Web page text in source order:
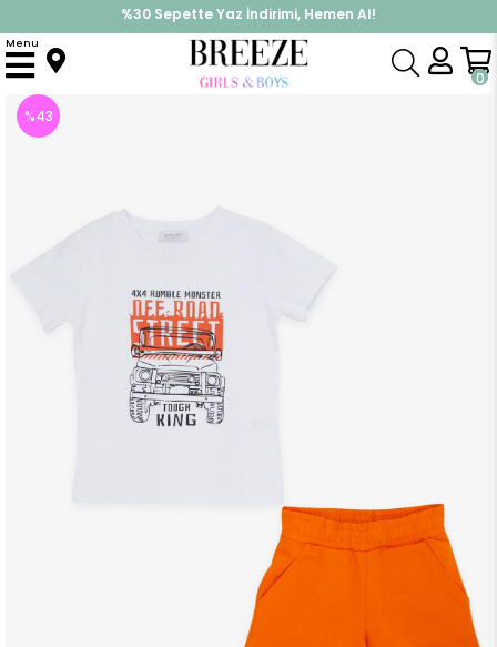
%30 Sepette Yaz İndirimi, Hemen Al!
İndirimlere ek %10 İndirimi Kap, Hemen Üye Ol!
0
Menu
Anasayfa Takımlar Kapri & Şort Takımı Erkek Çocuk Şortlu Takım Monster Araba Baskılı Beyaz (3 Yaş)
%43